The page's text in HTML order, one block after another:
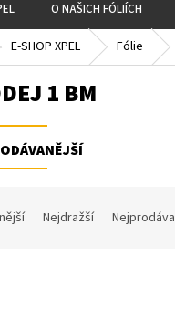
O NAŠICH FÓLIÍCH
E-SHOP XPEL Fólie
1 BM
Nejdražší